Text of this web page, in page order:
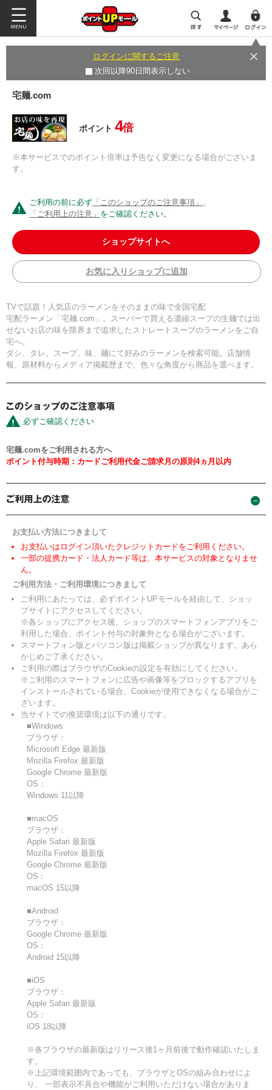
ログインに関するご注意
次回以降90日間表示しない
宅麺.com
ポイント 4倍
※本サービスでのポイント倍率は予告なく変更になる場合がございま
す。
ご利用の前に必ず 「このショップのご注意事項」 、
「ご利用上の注意」 をご確認ください。
ショップサイトへ
お気に入りショップに追加
TVで話題！人気店のラーメンをそのままの味で全国宅配
宅配ラーメン「宅麺.com」。スーパーで買える濃縮スープの生麺では出
せないお店の味を限界まで追求したストレートスープのラーメンをご自
宅へ。
ダシ、タレ、スープ、味、麺にて好みのラーメンを検索可能。店舗情
報、原材料からメディア掲載歴まで、色々な角度から商品を選べます。
必ずご確認ください
宅麺.comをご利用される方へ
ポイント付与時期：カードご利用代金ご請求月の原則4ヵ月以内
お支払い方法につきまして
お支払いはログイン頂いたクレジットカードをご利用ください。
一部の提携カード・法人カード等は、本サービスの対象となりませ
ん。
ご利用方法・ご利用環境につきまして
ご利用にあたっては、必ずポイントUPモールを経由して、ショッ
プサイトにアクセスしてください。
※各ショップにアクセス後、ショップのスマートフォンアプリをご
利用した場合、ポイント付与の対象外となる場合がございます。
スマートフォン版とパソコン版は掲載ショップが異なります。あら
かじめご了承ください。
ご利用の際はブラウザのCookieの設定を有効にしてください。
※ご利用のスマートフォンに広告や画像等をブロックするアプリを
インストールされている場合、Cookieが使用できなくなる場合がご
ざいます。
当サイトでの推奨環境は以下の通りです。
■Windows
ブラウザ：
Microsoft Edge 最新版
Mozilla Firefox 最新版
Google Chrome 最新版
OS：
Windows 11以降
■macOS
ブラウザ：
Apple Safari 最新版
Mozilla Firefox 最新版
Google Chrome 最新版
OS：
macOS 15以降
■Android
ブラウザ：
Google Chrome 最新版
OS：
Android 15以降
■iOS
ブラウザ：
Apple Safari 最新版
OS：
iOS 18以降
※各ブラウザの最新版はリリース後1ヶ月前後で動作確認いたしま
す。
※上記環境範囲内であっても、ブラウザとOSの組み合わせによ
り、 一部表示不具合や機能がご利用いただけない場合がありま